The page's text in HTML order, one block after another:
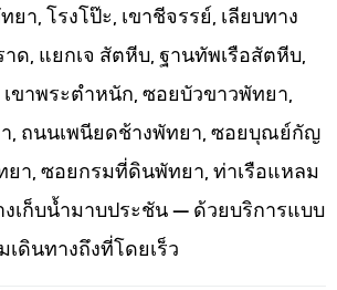
ยา, โรงโป๊ะ, เขาชีจรรย์, เลียบทาง
ด, แยกเจ สัตหีบ, ฐานทัพเรือสัตหีบ,
ขาพระตำหนัก, ซอยบัวขาวพัทยา,
, ถนนเพนียดช้างพัทยา, ซอยบุณย์กัญ
ยา, ซอยกรมที่ดินพัทยา, ท่าเรือแหลม
เก็บน้ำมาบประชัน — ด้วยบริการแบบ
ดินทางถึงที่โดยเร็ว